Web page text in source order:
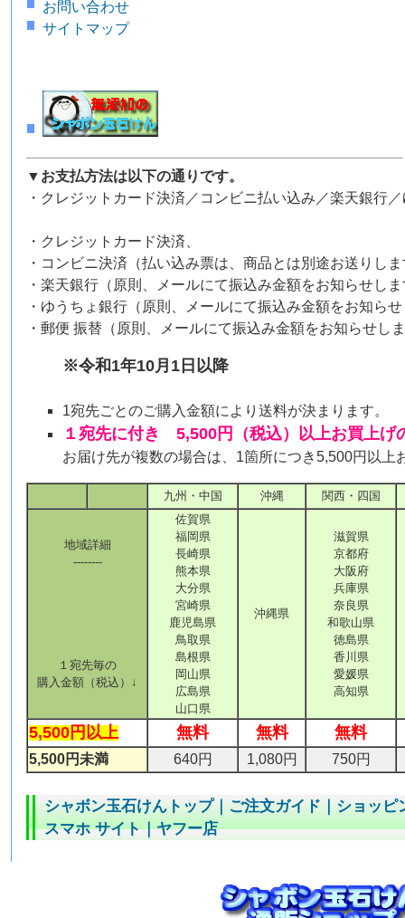
お問い合わせ
サイトマップ
▼お支払方法は以下の通りです。
・クレジットカード決済／コンビニ払い込み／楽天銀行
・クレジットカード決済、
・コンビニ決済（払い込み票は、商品とは別途お送りし
・楽天銀行（原則、メールにて振込み金額をお知らせし
・ゆうちょ銀行（原則、メールにて振込み金額をお知ら
・郵便 振替（原則、メールにて振込み金額をお知らせし
※令和1年10月1日以降
1宛先ごとのご購入金額により送料が決まります。
１宛先に付き 5,500円（税込）以上お買上げ
お届け先が複数の場合は、1箇所につき5,500円以
九州・中国 沖縄 関西・四国
地域詳細
--------
１宛先毎の
購入金額（税込）↓
佐賀県
福岡県
長崎県
熊本県
大分県
宮崎県
鹿児島県
鳥取県
島根県
岡山県
広島県
山口県
沖縄県
滋賀県
京都府
大阪府
兵庫県
奈良県
和歌山県
徳島県
香川県
愛媛県
高知県
5,500円以上 無料 無料 無料
5,500円未満 640円 1,080円 750円
シャボン玉石けんトップ｜ご注文ガイド｜ショッピ
スマホ サイト｜ヤフー店